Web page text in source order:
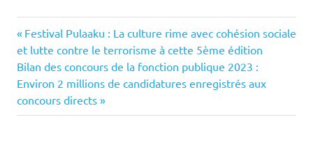
Navigation
de
l’article
Previous
Post:
Festival Pulaaku : La culture rime avec cohésion sociale
et lutte contre le terrorisme à cette 5ème édition
Next
Post:
Bilan des concours de la fonction publique 2023 :
Environ 2 millions de candidatures enregistrés aux
concours directs